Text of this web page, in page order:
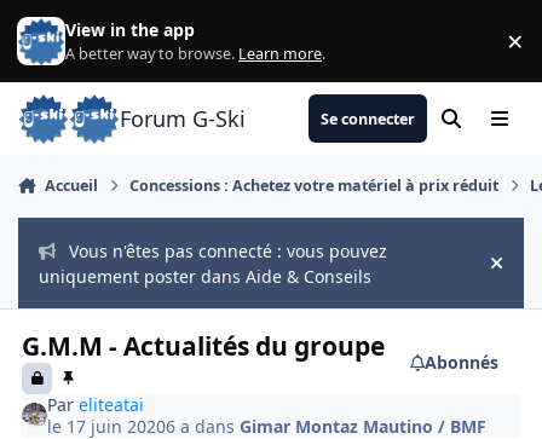
Aller au contenu
View in the app
A better way to browse. Learn more. ×
Forum G-Ski Se connecter Rechercher
Menu
Accueil Concessions : Achetez votre matériel à prix réduit
Vous n'êtes pas connecté : vous pouvez
uniquement poster dans Aide & Conseils
Hide
G.M.M - Actualités du groupe
Abonnés
Pareliteatai
le 17 juin 20206 a dansGimar Montaz Mautino / BMF